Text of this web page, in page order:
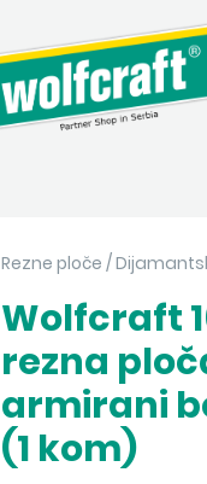
Rezne ploče /
Wolfcraft
rezna
armirani
(1 kom)